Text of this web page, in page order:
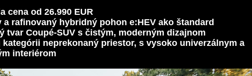
cena od 26.990 EUR
a rafinovaný hybridný pohon e:HEV ako štandard
tvar Coupé-SUV s čistým, moderným dizajnom
kategórii neprekonaný priestor, s vysoko univerzálnym a
interiérom